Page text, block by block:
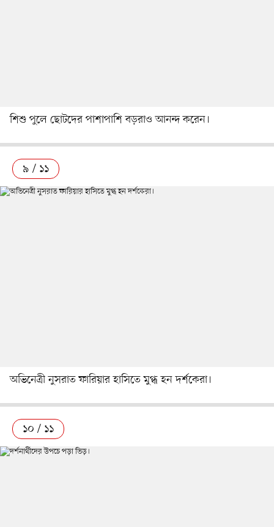
শিশু পুলে ছোটদের পাশাপাশি বড়রাও আনন্দ করেন।
৯ / ১১
অভিনেত্রী নুসরাত ফারিয়ার হাসিতে মুগ্ধ হন দর্শকেরা।
১০ / ১১